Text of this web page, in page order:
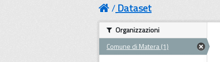
Dataset
Organizzazioni
Comune di Matera (1)